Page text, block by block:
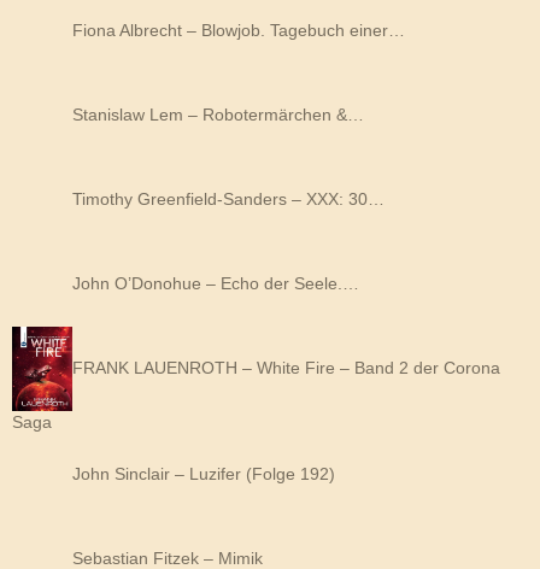
Fiona Albrecht – Blowjob. Tagebuch einer…
Stanislaw Lem – Robotermärchen &…
Timothy Greenfield-Sanders – XXX: 30…
John O’Donohue – Echo der Seele.…
FRANK LAUENROTH – White Fire – Band 2 der Corona
Saga
John Sinclair – Luzifer (Folge 192)
Sebastian Fitzek – Mimik